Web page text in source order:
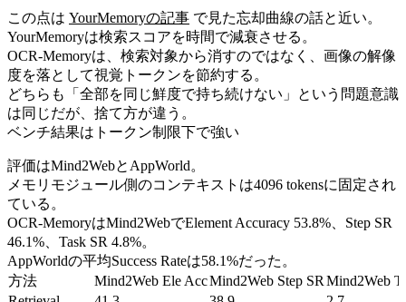
この点は YourMemoryの記事 で見た忘却曲線の話と近い。
YourMemoryは検索スコアを時間で減衰させる。
OCR-Memoryは、検索対象から消すのではなく、画像の解像
度を落として視覚トークンを節約する。
どちらも「全部を同じ鮮度で持ち続けない」という問題意識
は同じだが、捨て方が違う。
ベンチ結果はトークン制限下で強い
評価はMind2WebとAppWorld。
メモリモジュール側のコンテキストは4096 tokensに固定され
ている。
OCR-MemoryはMind2WebでElement Accuracy 53.8%、Step SR
46.1%、Task SR 4.8%。
AppWorldの平均Success Rateは58.1%だった。
方法
Mind2Web Ele AccMind2Web Step SR Mind2Web